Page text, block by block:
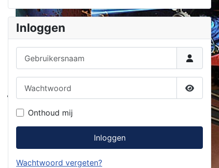
Inloggen
Toon
Onthoud mij
Inloggen
Wachtwoord vergeten?